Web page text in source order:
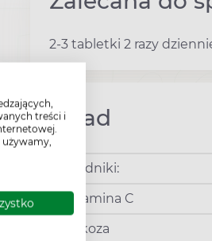
treści i
2-3 tabletki 2 razy
Skład
Składniki:
Witamina C
Glukoza